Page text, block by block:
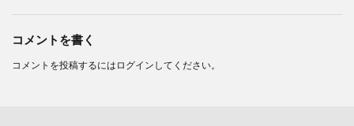
コメントを書く
コメントを投稿するには ログイン してください。